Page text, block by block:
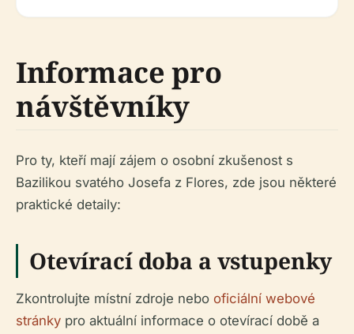
Informace pro
návštěvníky
Pro ty, kteří mají zájem o osobní zkušenost s
Bazilikou svatého Josefa z Flores, zde jsou některé
praktické detaily:
Otevírací doba a vstupenky
Zkontrolujte místní zdroje nebo oficiální webové
stránky pro aktuální informace o otevírací době a